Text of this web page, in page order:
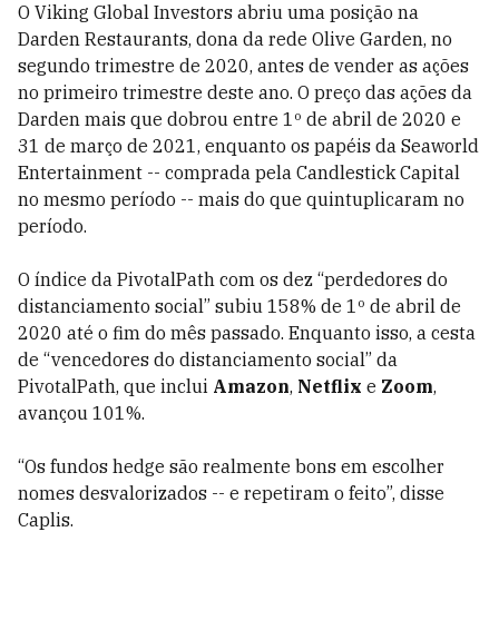
O Viking Global Investors abriu uma posição na
Darden Restaurants, dona da rede Olive Garden, no
segundo trimestre de 2020, antes de vender as ações
no primeiro trimestre deste ano. O preço das ações da
Darden mais que dobrou entre 1º de abril de 2020 e
31 de março de 2021, enquanto os papéis da Seaworld
Entertainment -- comprada pela Candlestick Capital
no mesmo período -- mais do que quintuplicaram no
período.
O índice da PivotalPath com os dez “perdedores do
distanciamento social” subiu 158% de 1º de abril de
2020 até o fim do mês passado. Enquanto isso, a cesta
de “vencedores do distanciamento social” da
PivotalPath, que inclui Amazon, Netflix e Zoom,
avançou 101%.
“Os fundos hedge são realmente bons em escolher
nomes desvalorizados -- e repetiram o feito”, disse
Caplis.